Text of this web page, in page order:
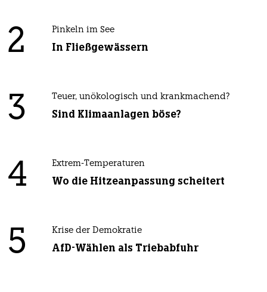
2 Pinkeln im See
In Fließgewässern
3 Teuer, unökologisch und krankmachend?
Sind Klimaanlagen böse?
4 Extrem-Temperaturen
Wo die Hitzeanpassung scheitert
5 Krise der Demokratie
AfD-Wählen als Triebabfuhr